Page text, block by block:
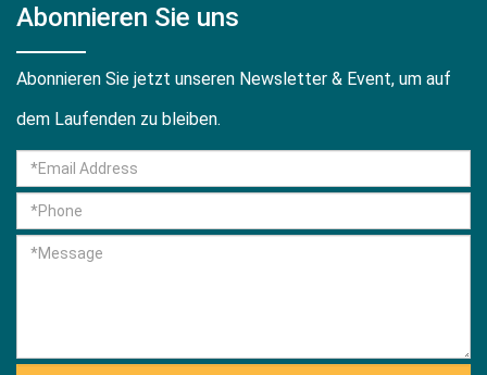
Abonnieren Sie uns
Abonnieren Sie jetzt unseren Newsletter & Event, um auf
dem Laufenden zu bleiben.